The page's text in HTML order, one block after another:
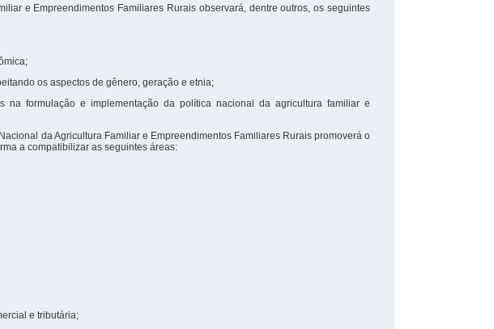
e Empreendimentos Familiares Rurais observará, dentre outros, os seguintes
os aspectos de gênero, geração e etnia;
na formulação e implementação da política nacional da agricultura familiar e
da Agricultura Familiar e Empreendimentos Familiares Rurais promoverá o
a compatibilizar as seguintes áreas:
e tributária;